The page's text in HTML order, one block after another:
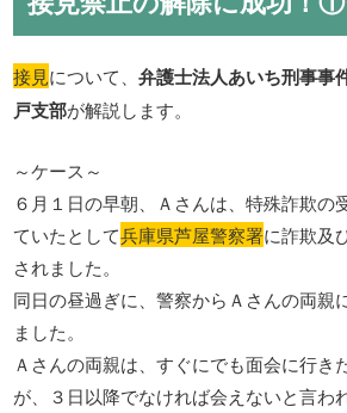
接見について、弁護士法人あいち刑事事
戸支部が解説します。
～ケース～
６月１日の早朝、Ａさんは、特殊詐欺の
ていたとして兵庫県芦屋警察署に詐欺及
されました。
同日の昼過ぎに、警察からＡさんの両親
ました。
Ａさんの両親は、すぐにでも面会に行き
が、３日以降でなければ会えないと言わ